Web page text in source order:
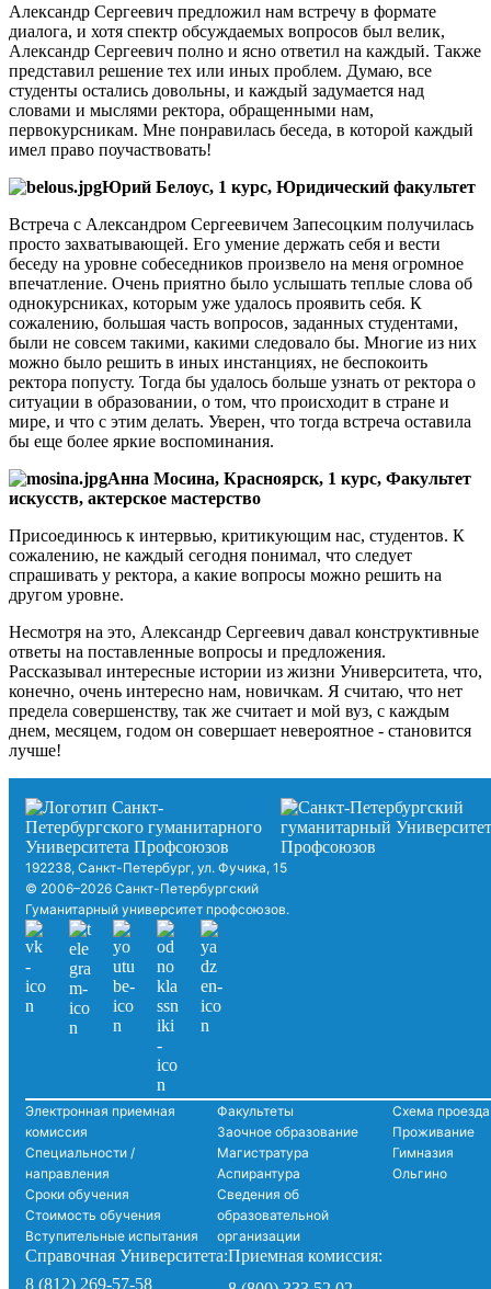
Александр Сергеевич предложил нам встречу в формате
диалога, и хотя спектр обсуждаемых вопросов был велик,
Александр Сергеевич полно и ясно ответил на каждый. Также
представил решение тех или иных проблем. Думаю, все
студенты остались довольны, и каждый задумается над
словами и мыслями ректора, обращенными нам,
первокурсникам. Мне понравилась беседа, в которой каждый
имел право поучаствовать!
Юрий Белоус, 1 курс, Юридический факультет
Встреча с Александром Сергеевичем Запесоцким получилась
просто захватывающей. Его умение держать себя и вести
беседу на уровне собеседников произвело на меня огромное
впечатление. Очень приятно было услышать теплые слова об
однокурсниках, которым уже удалось проявить себя. К
сожалению, большая часть вопросов, заданных студентами,
были не совсем такими, какими следовало бы. Многие из них
можно было решить в иных инстанциях, не беспокоить
ректора попусту. Тогда бы удалось больше узнать от ректора о
ситуации в образовании, о том, что происходит в стране и
мире, и что с этим делать. Уверен, что тогда встреча оставила
бы еще более яркие воспоминания.
Анна Мосина, Красноярск, 1 курс, Факультет
искусств, актерское мастерство
Присоединюсь к интервью, критикующим нас, студентов. К
сожалению, не каждый сегодня понимал, что следует
спрашивать у ректора, а какие вопросы можно решить на
другом уровне.
Несмотря на это, Александр Сергеевич давал конструктивные
ответы на поставленные вопросы и предложения.
Рассказывал интересные истории из жизни Университета, что,
конечно, очень интересно нам, новичкам. Я считаю, что нет
предела совершенству, так же считает и мой вуз, с каждым
днем, месяцем, годом он совершает невероятное - становится
лучше!
192238, Санкт-Петербург, ул. Фучика, 15
© 2006–2026 Санкт-Петербургский
Гуманитарный университет профсоюзов.
Электронная приемная
комиссия
Специальности /
направления
Сроки обучения
Стоимость обучения
Вступительные испытания
Факультеты
Заочное образование
Магистратура
Аспирантура
Сведения об
образовательной
организации
Схема проезда
Проживание
Гимназия
Ольгино
Справочная Университета:
8 (812) 269-57-58
Приемная комиссия: